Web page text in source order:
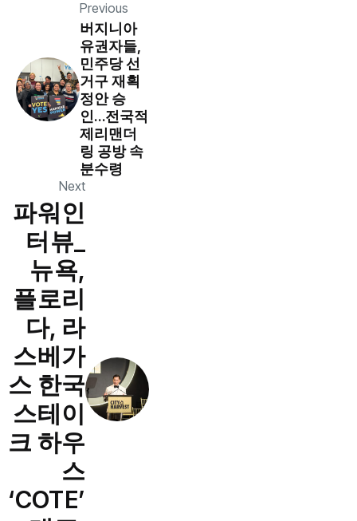
Previous
버지니아
유권자들,
민주당 선
거구 재획
정안 승
인…전국적
제리맨더
링 공방 속
분수령
Next
파워인
터뷰_
뉴욕,
플로리
다, 라
스베가
스 한국
스테이
크 하우
스
‘COTE’